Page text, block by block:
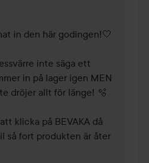
in den här godingen!🤍
inte säga ett
in på lager igen MEN
dröjer allt för länge! 🫧
klicka på BEVAKA då
så fort produkten är åter